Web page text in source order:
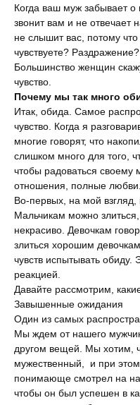
Когда ваш муж забывает
звонит вам и не отвечает
не слышит вас, потому
чувствуете?
Большинство женщин
чувство.
Почему мы так много
Итак, обида. Самое
чувство. Когда я
многие говорят, что
слишком много для того,
чтобы радоваться своему
отношения, полные
Во-первых, на мой взгляд,
Мальчикам можно
некрасиво. Девочкам
злиться хорошим
чувств испытывать
реакцией.
Давайте рассмотрим,
Завышенные ожидания
Один из самых
Мы ждем от нашего
другом вещей. Мы хотим,
мужественный, и при
понимающе смотрел на
чтобы он был успешен в
Интервью